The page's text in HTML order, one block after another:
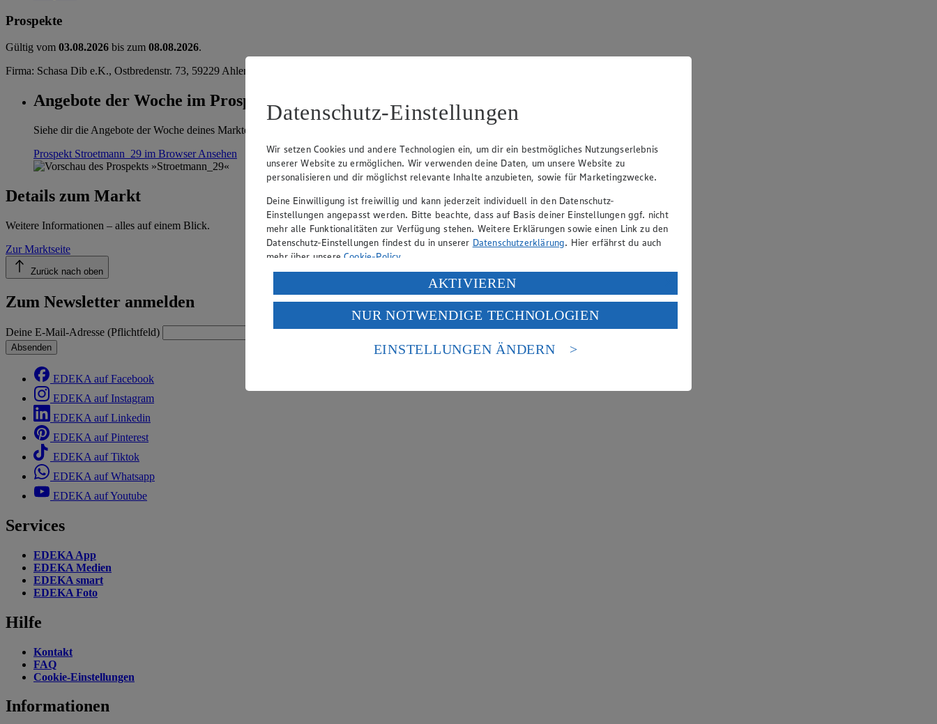
Prospekte
Gültig vom 03.08.2026 bis zum 08.08.2026.
Firma: Schasa Dib e.K., Ostbredenstr. 73, 59229 Ahlen
Angebote der Woche im Prospekt ansehen
Siehe dir die Angebote der Woche deines Marktes im digitalen Blätterkatalog an.
Prospekt Stroetmann_29 im BrowserAnsehen
Details zum Markt
Weitere Informationen – alles auf einem Blick.
Zur Marktseite
Zurück nach oben
Zum Newsletter anmelden
Deine E-Mail-Adresse (Pflichtfeld)
Absenden
EDEKA auf Facebook
EDEKA auf Instagram
EDEKA auf Linkedin
EDEKA auf Pinterest
EDEKA auf Tiktok
EDEKA auf Whatsapp
EDEKA auf Youtube
Services
EDEKA App
EDEKA Medien
EDEKA smart
EDEKA Foto
Hilfe
Kontakt
FAQ
Cookie-Einstellungen
Informationen
Datenschutz-Einstellungen
Wir setzen Cookies und andere Technologien ein, um dir ein bestmögliches Nutzungserlebnis
unserer Website zu ermöglichen. Wir verwenden deine Daten, um unsere Website zu
personalisieren und dir möglichst relevante Inhalte anzubieten, sowie für Marketingzwecke.
Deine Einwilligung ist freiwillig und kann jederzeit individuell in den Datenschutz-
Einstellungen angepasst werden. Bitte beachte, dass auf Basis deiner Einstellungen ggf. nicht
mehr alle Funktionalitäten zur Verfügung stehen. Weitere Erklärungen sowie einen Link zu den
Datenschutz-Einstellungen findest du in unserer Datenschutzerklärung. Hier erfährst du auch
mehr über unsereCookie-Policy.
Verarbeitung deiner personenbezogenen Daten in den USA durch Facebook und YouTube:
Wenn du auf „Aktivieren“ klickst, willigst du im Sinne des Art. 49 Abs. 1 Satz 1 lit. a) DSGVO
ein, dass deine Daten in den USA verarbeitet werden. Der EuGH sieht die USA als Land mit
einem nach europäischen Standards nicht angemessenen Datenschutzniveau an. Es besteht das
Risiko eines Zugriffs durch US-amerikanische Behörden.
AKTIVIEREN
NUR NOTWENDIGE TECHNOLOGIEN
EINSTELLUNGEN ÄNDERN